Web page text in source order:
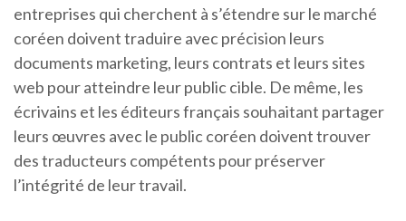
entreprises qui cherchent à s’étendre sur le marché
coréen doivent traduire avec précision leurs
documents marketing, leurs contrats et leurs sites
web pour atteindre leur public cible. De même, les
écrivains et les éditeurs français souhaitant partager
leurs œuvres avec le public coréen doivent trouver
des traducteurs compétents pour préserver
l’intégrité de leur travail.